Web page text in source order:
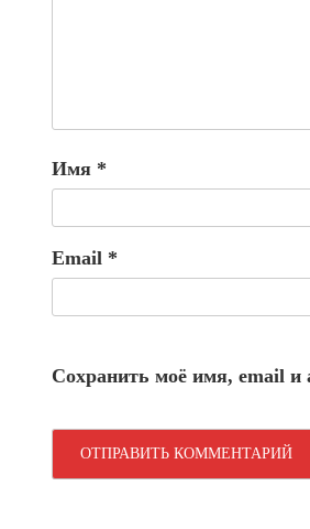
Имя *
Email *
Сохранить моё имя, email и